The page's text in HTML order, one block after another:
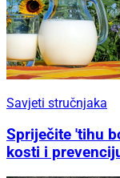
Savjeti stručnjaka
Spriječite 'tihu
kosti i